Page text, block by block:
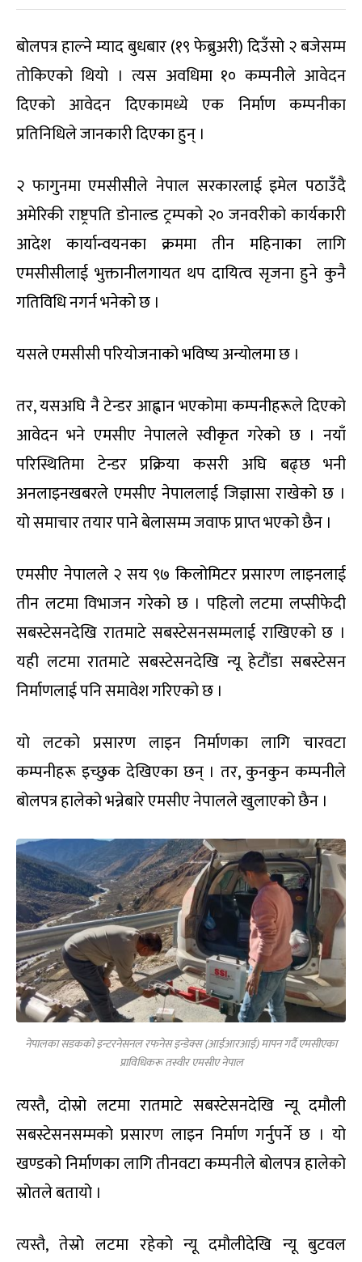
बोलपत्र हाल्ने म्याद बुधबार (१९ फेब्रुअरी) दिउँसो २ बजेसम्म
तोकिएको थियो । त्यस अवधिमा १० कम्पनीले आवेदन
दिएको आवेदन दिएकामध्ये एक निर्माण कम्पनीका
प्रतिनिधिले जानकारी दिएका हुन् ।
२ फागुनमा एमसीसीले नेपाल सरकारलाई इमेल पठाउँदै
अमेरिकी राष्ट्रपति डोनाल्ड ट्रम्पको २० जनवरीको कार्यकारी
आदेश कार्यान्वयनका क्रममा तीन महिनाका लागि
एमसीसीलाई भुक्तानीलगायत थप दायित्व सृजना हुने कुनै
गतिविधि नगर्न भनेको छ ।
यसले एमसीसी परियोजनाको भविष्य अन्योलमा छ ।
तर, यसअघि नै टेन्डर आह्वान भएकोमा कम्पनीहरूले दिएको
आवेदन भने एमसीए नेपालले स्वीकृत गरेको छ । नयाँ
परिस्थितिमा टेन्डर प्रक्रिया कसरी अघि बढ्छ भनी
अनलाइनखबरले एमसीए नेपाललाई जिज्ञासा राखेको छ ।
यो समाचार तयार पाने बेलासम्म जवाफ प्राप्त भएको छैन ।
एमसीए नेपालले २ सय ९७ किलोमिटर प्रसारण लाइनलाई
तीन लटमा विभाजन गरेको छ । पहिलो लटमा लप्सीफेदी
सबस्टेसनदेखि रातमाटे सबस्टेसनसम्मलाई राखिएको छ ।
यही लटमा रातमाटे सबस्टेसनदेखि न्यू हेटौंडा सबस्टेसन
निर्माणलाई पनि समावेश गरिएको छ ।
यो लटको प्रसारण लाइन निर्माणका लागि चारवटा
कम्पनीहरू इच्छुक देखिएका छन् । तर, कुनकुन कम्पनीले
बोलपत्र हालेको भन्नेबारे एमसीए नेपालले खुलाएको छैन ।
नेपालका सडकको इन्टरनेसनल रफनेस इन्डेक्स (आईआरआई) मापन गर्दै एमसीएका
प्राविधिकरू तस्वीर एमसीए नेपाल
त्यस्तै, दोस्रो लटमा रातमाटे सबस्टेसनदेखि न्यू दमौली
सबस्टेसनसम्मको प्रसारण लाइन निर्माण गर्नुपर्ने छ । यो
खण्डको निर्माणका लागि तीनवटा कम्पनीले बोलपत्र हालेको
स्रोतले बतायो ।
त्यस्तै, तेस्रो लटमा रहेको न्यू दमौलीदेखि न्यू बुटवल